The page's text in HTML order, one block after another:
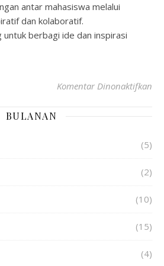
antar mahasiswa melalui
dan kolaboratif.
untuk berbagi ide dan inspirasi
Komentar Dinonaktifkan
BULANAN
(5)
(2)
(10)
(15)
(4)